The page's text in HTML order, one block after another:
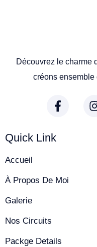
Découvrez le charme
créons
Quick Link
Accueil
À Propos De Moi
Galerie
Nos Circuits
Packge Details